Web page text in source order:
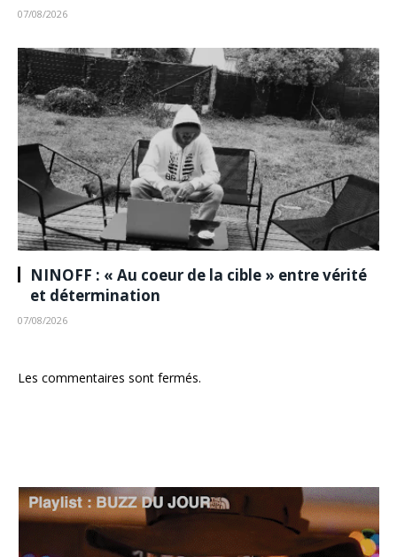
07/08/2026
NINOFF : « Au coeur de la cible » entre vérité
et détermination
07/08/2026
Les commentaires sont fermés.